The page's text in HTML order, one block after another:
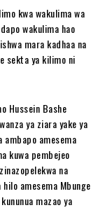
kwa wakulima wa
wakulima hao
mara kadhaa na
sekta ya kilimo ni
Hussein Bashe
ya ziara yake ya
ambapo amesema
kuwa pembejeo
na
amesema Mbunge
mazao ya